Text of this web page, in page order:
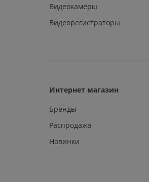
Видеокамеры
Видеорегистраторы
Интернет магазин
Бренды
Распродажа
Новинки